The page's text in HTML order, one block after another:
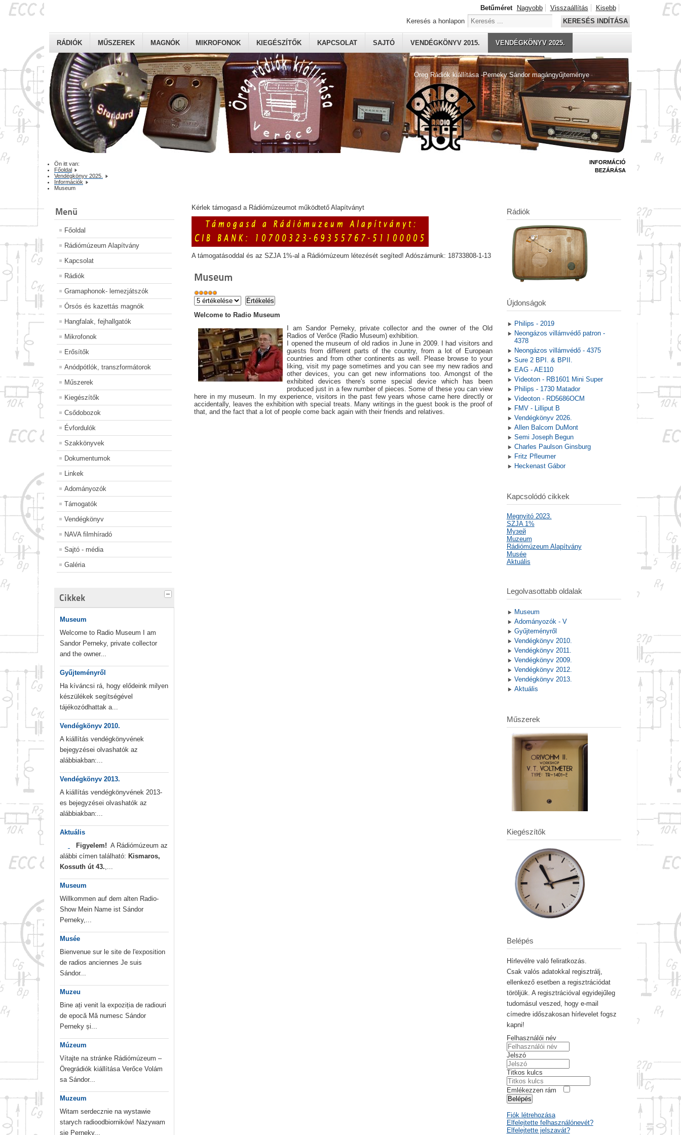
Öreg Rádiók kiállítása -Perneky Sándor magángyűjteménye
RÁDIÓK MŰSZEREK MAGNÓK MIKROFONOK KIEGÉSZÍTŐK KAPCSOLAT SAJTÓ VENDÉGKÖNYV 2015. VENDÉGKÖNYV 2025.
Betűméret Nagyobb Visszaállítás
Kisebb
Keresés a honlapon
KERESÉS INDÍTÁSA
Ön itt van:
Főoldal
Vendégkönyv 2025.
Információk
Museum
Menü
Főoldal
Rádiómúzeum Alapítvány
Kapcsolat
Rádiók
Gramaphonok- lemezjátszók
Órsós és kazettás magnók
Hangfalak, fejhallgatók
Mikrofonok
Erősítők
Anódpótlók, transzformátorok
Műszerek
Kiegészítők
Csődobozok
Évfordulók
Szakkönyvek
Dokumentumok
Linkek
Adományozók
Támogatók
Vendégkönyv
NAVA filmhíradó
Sajtó - média
Galéria
Cikkek
Museum
Welcome to Radio Museum I am
Sandor Perneky, private collector
and the owner...
Gyűjteményről
Ha kíváncsi rá, hogy elődeink milyen
készülékek segítségével
tájékozódhattak a...
Vendégkönyv 2010.
A kiállítás vendégkönyvének
bejegyzései olvashatók az
alábbiakban:...
Vendégkönyv 2013.
A kiállítás vendégkönyvének 2013-
es bejegyzései olvashatók az
alábbiakban:...
Aktuális
Figyelem! A Rádiómúzeum az
alábbi címen található: Kismaros,
Kossuth út 43.,...
Museum
Willkommen auf dem alten Radio-
Show Mein Name ist Sándor
Perneky,...
Musée
Bienvenue sur le site de l'exposition
de radios anciennes Je suis
Sándor...
Muzeu
Bine ați venit la expoziția de radiouri
de epocă Mă numesc Sándor
Perneky și...
Múzeum
Vítajte na stránke Rádiómúzeum –
Öregrádiók kiállítása Verőce Volám
sa Sándor...
Muzeum
Witam serdecznie na wystawie
starych radioodbiorników! Nazywam
sie Perneky...
Kérlek támogasd a Rádiómúzeumot működtető Alapítványt
A támogatásoddal és az SZJA 1%-al a Rádiómúzeum létezését segíted! Adószámunk: 18733808-1-13
Museum
Welcome to Radio Museum
I am Sandor Perneky, private collector and the owner of the Old
Radios of Verőce (Radio Museum) exhibition.
I opened the museum of old radios in June in 2009. I had visitors and
guests from different parts of the country, from a lot of European
countries and from other continents as well. Please browse to your
liking, visit my page sometimes and you can see my new radios and
other devices, you can get new informations too. Amongst of the
exhibited devices there's some special device which has been
produced just in a few number of pieces. Some of these you can view
here in my museum. In my experience, visitors in the past few years whose came here directly or
accidentally, leaves the exhibition with special treats. Many writings in the guest book is the proof of
that, and the fact that a lot of people come back again with their friends and relatives.
INFORMÁCIÓ
BEZÁRÁSA
Rádiók
Újdonságok
Philips - 2019
Neongázos villámvédő patron -
4378
Neongázos villámvédő - 4375
Sure 2 BPI. & BPII.
EAG - AE110
Videoton - RB1601 Mini Super
Philips - 1730 Matador
Videoton - RD5686OCM
FMV - Lilliput B
Vendégkönyv 2026.
Allen Balcom DuMont
Semi Joseph Begun
Charles Paulson Ginsburg
Fritz Pfleumer
Heckenast Gábor
Kapcsolódó cikkek
Megnyitó 2023.
SZJA 1%
Mузей
Muzeum
Rádiómúzeum Alapítvány
Musée
Aktuális
Legolvasottabb oldalak
Museum
Adományozók - V
Gyűjteményről
Vendégkönyv 2010.
Vendégkönyv 2011.
Vendégkönyv 2009.
Vendégkönyv 2012.
Vendégkönyv 2013.
Aktuális
Műszerek
Kiegészítők
Belépés
Hírlevélre való feliratkozás.
Csak valós adatokkal regisztrálj,
ellenkező esetben a regisztrációdat
töröljük. A regisztrációval egyidejűleg
tudomásul veszed, hogy e-mail
címedre időszakosan hírlevelet fogsz
kapni!
Felhasználói név
Jelszó
Titkos kulcs
Emlékezzen rám
Belépés
Fiók létrehozása
Elfelejtette felhasználónevét?
Elfelejtette jelszavát?